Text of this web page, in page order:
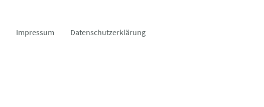
Impressum Datenschutzerklärung